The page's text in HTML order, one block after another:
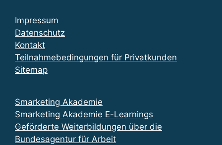
Impressum
Datenschutz
Kontakt
Teilnahmebedingungen für Privatkunden
Sitemap
Smarketing Akademie
Smarketing Akademie E-Learnings
Geförderte Weiterbildungen über die
Bundesagentur für Arbeit